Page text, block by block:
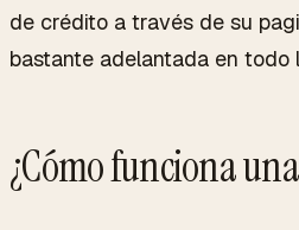
de crédito a través de su
bastante adelantada en todo
¿Cómo funciona